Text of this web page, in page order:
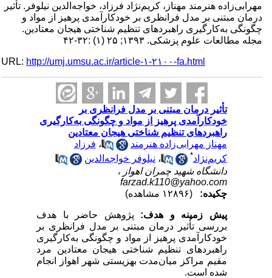
مهرابی‌زاده هنرمند مهناز، کریم‌نژاد فرزاد، خواجه‌الدین نیلوفر. تأثیر
درمان مبتنی بر مدل فرانظری بر خودکارآمدی پرهیز از مواد و
چگونگی به‌کارگیری راهبردهای تنظیم شناختی هیجان معتادین.
مجله مطالعات علوم پزشکی. ۱۳۹۳; ۲۵ (۱) :۳۲-۴۲
URL:http://umj.umsu.ac.ir/article-۱-۲۱۰۰-fa.html
تأثیر درمان مبتنی بر مدل فرانظری بر
خودکارآمدی پرهیز از مواد و چگونگی به‌کارگیری
راهبردهای تنظیم شناختی هیجان معتادین
مهناز مهرابی‌زاده هنرمند
،فرزاد
کریم‌نژاد * ،نیلوفر خواجه‌الدین
دانشگاه شهید چمران اهواز ،
farzad.k110@yahoo.com
چکیده:
پیش زمینه و هدف:
پژوهش حاضر با هدف
بررسی تأثیر درمان مبتنی بر مدل فرانظری بر
خودکارآمدی پرهیز از مواد و چگونگی به‌کارگیری
راهبردهای تنظیم شناختی هیجان معتادین مرد
مقیم مراکز میان‌مدت بهزیستی شهر اهواز انجام
شده است.